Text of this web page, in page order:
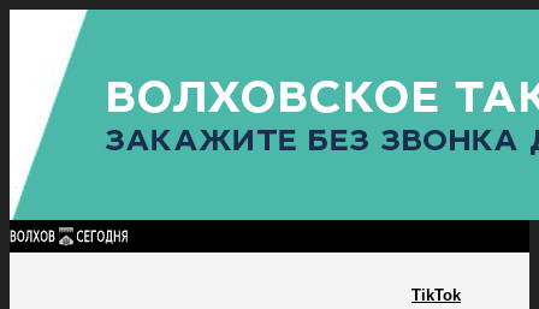
TikTok
Найти:
ГЛАВНАЯ ПОЛИТИКАПРОИСШЕСТВИЯ ПРОКУРАТУРАСПОРТ
ПОЛИТИКА
КУЛЬТУРА
ПОСЕЛЕНИЯ